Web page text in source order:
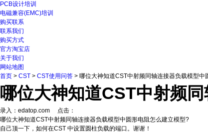
PCB设计培训
电磁兼容(EMC)培训
购买联系
联系我们
购买方式
官方淘宝店
关于我们
网站地图
首页 > CST > CST使用问答 > 哪位大神知道CST中射频同轴连接器负载模型中
哪位大神知道CST中射频
录入：edatop.com 点击：
哪位大神知道CST中射频同轴连接器负载模型中圆形电阻怎么建立模型?
自己顶一下，如何在CST 中设置圆柱负载的端口。谢谢！